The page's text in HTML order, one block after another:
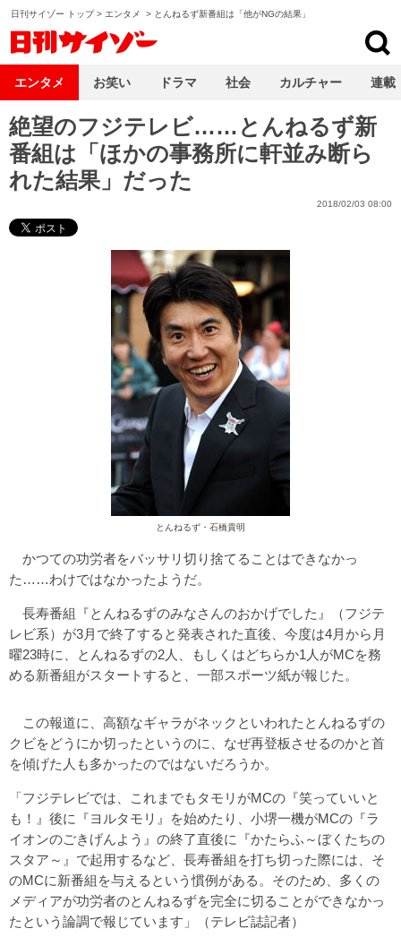
日刊サイゾー トップ> エンタメ > とんねるず新番組は「他がNGの結果」
絶望のフジテレビ……とんねるず新
番組は「ほかの事務所に軒並み断ら
れた結果」だった
2018/02/03 08:00
とんねるず・石橋貴明
かつての功労者をバッサリ切り捨てることはできなかっ
た……わけではなかったようだ。
長寿番組『とんねるずのみなさんのおかげでした』（フジテ
レビ系）が3月で終了すると発表された直後、今度は4月から月
曜23時に、とんねるずの2人、もしくはどちらか1人がMCを務
める新番組がスタートすると、一部スポーツ紙が報じた。
この報道に、高額なギャラがネックといわれたとんねるずの
クビをどうにか切ったというのに、なぜ再登板させるのかと首
を傾げた人も多かったのではないだろうか。
「フジテレビでは、これまでもタモリがMCの『笑っていいと
も！』後に『ヨルタモリ』を始めたり、小堺一機がMCの『ラ
イオンのごきげんよう』の終了直後に『かたらふ～ぼくたちの
スタア～』で起用するなど、長寿番組を打ち切った際には、そ
のMCに新番組を与えるという慣例がある。そのため、多くの
メディアが功労者のとんねるずを完全に切ることができなかっ
たという論調で報じています」（テレビ誌記者）
エンタメ お笑い ドラマ 社会 カルチャー 連載